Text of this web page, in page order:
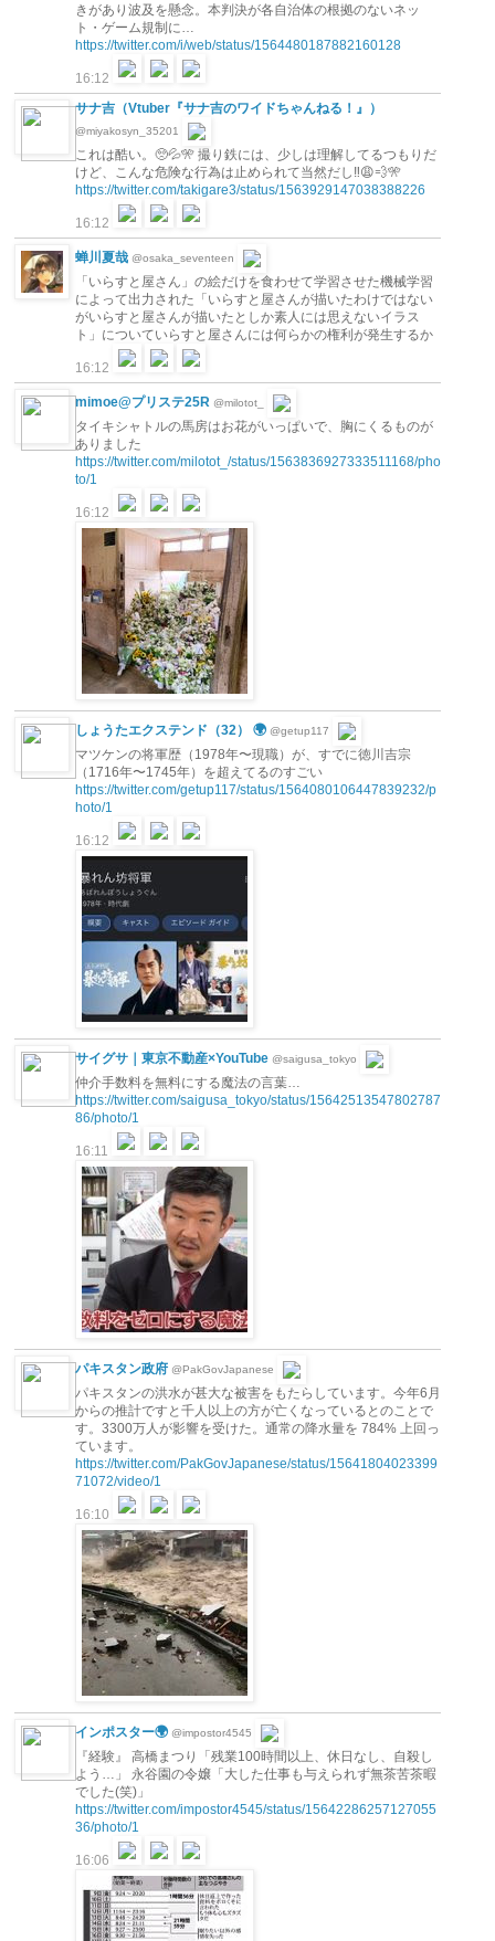
きがあり波及を懸念。本判決が各自治体の根拠のないネッ
ト・ゲーム規制に…
https://twitter.com/i/web/status/1564480187882160128
16:12
サナ吉（Vtuber『サナ吉のワイドちゃんねる！』）
@miyakosyn_35201
これは酷い。🥺💦🎌 撮り鉄には、少しは理解してるつもりだ
けど、こんな危険な行為は止められて当然だし‼️😩💨🎌
https://twitter.com/takigare3/status/1563929147038388226
16:12
蝉川夏哉 @osaka_seventeen
「いらすと屋さん」の絵だけを食わせて学習させた機械学習
によって出力された「いらすと屋さんが描いたわけではない
がいらすと屋さんが描いたとしか素人には思えないイラス
ト」についていらすと屋さんには何らかの権利が発生するか
16:12
mimoe@プリステ25R @milotot_
タイキシャトルの馬房はお花がいっぱいで、胸にくるものが
ありました
https://twitter.com/milotot_/status/1563836927333511168/pho
to/1
16:12
しょうたエクステンド（32） 🌍 @getup117
マツケンの将軍歴（1978年〜現職）が、すでに徳川吉宗
（1716年〜1745年）を超えてるのすごい
https://twitter.com/getup117/status/1564080106447839232/p
hoto/1
16:12
サイグサ｜東京不動産×YouTube @saigusa_tokyo
仲介手数料を無料にする魔法の言葉…
https://twitter.com/saigusa_tokyo/status/15642513547802787
86/photo/1
16:11
パキスタン政府 @PakGovJapanese
パキスタンの洪水が甚大な被害をもたらしています。今年6月
からの推計ですと千人以上の方が亡くなっているとのことで
す。3300万人が影響を受けた。通常の降水量を 784% 上回っ
ています。
https://twitter.com/PakGovJapanese/status/15641804023399
71072/video/1
16:10
インポスター🌍 @impostor4545
『経験』 高橋まつり「残業100時間以上、休日なし、自殺し
よう…」 永谷園の令嬢「大した仕事も与えられず無茶苦茶暇
でした(笑)」
https://twitter.com/impostor4545/status/15642286257127055
36/photo/1
16:06